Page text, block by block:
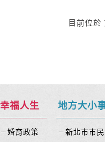
目前位於
幸福人生
婚育政策
地方大小
新北市市